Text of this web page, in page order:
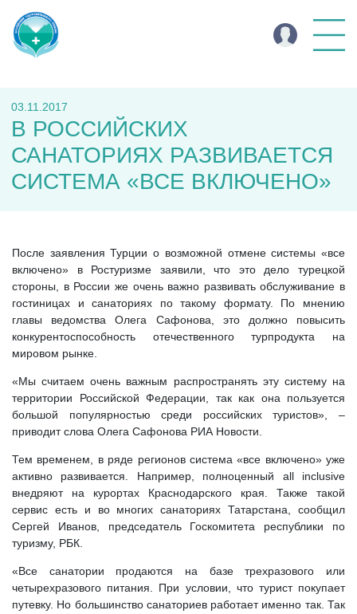
03.11.2017
В РОССИЙСКИХ
САНАТОРИЯХ РАЗВИВАЕТСЯ
СИСТЕМА «ВСЕ ВКЛЮЧЕНО»
После заявления Турции о возможной отмене системы «все
включено» в Ростуризме заявили, что это дело турецкой
стороны, в России же очень важно развивать обслуживание в
гостиницах и санаториях по такому формату. По мнению
главы ведомства Олега Сафонова, это должно повысить
конкурентоспособность отечественного турпродукта на
мировом рынке.
«Мы считаем очень важным распространять эту систему на
территории Российской Федерации, так как она пользуется
большой популярностью среди российских туристов», –
приводит слова Олега Сафонова РИА Новости.
Тем временем, в ряде регионов система «все включено» уже
активно развивается. Например, полноценный all inclusive
внедряют на курортах Краснодарского края. Также такой
сервис есть и во многих санаториях Татарстана, сообщил
Сергей Иванов, председатель Госкомитета республики по
туризму, РБК.
«Все санатории продаются на базе трехразового или
четырехразового питания. При условии, что турист покупает
путевку. Но большинство санаториев работает именно так. Так